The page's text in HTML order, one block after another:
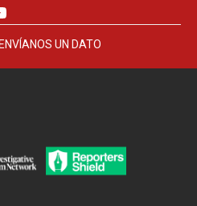
ENVÍANOS UN DATO